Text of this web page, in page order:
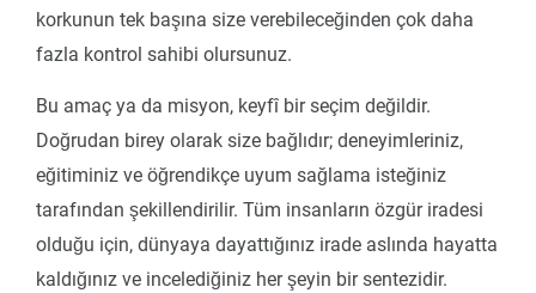
korkunun tek başına size verebileceğinden çok daha
fazla kontrol sahibi olursunuz.
Bu amaç ya da misyon, keyfî bir seçim değildir.
Doğrudan birey olarak size bağlıdır; deneyimleriniz,
eğitiminiz ve öğrendikçe uyum sağlama isteğiniz
tarafından şekillendirilir. Tüm insanların özgür iradesi
olduğu için, dünyaya dayattığınız irade aslında hayatta
kaldığınız ve incelediğiniz her şeyin bir sentezidir.